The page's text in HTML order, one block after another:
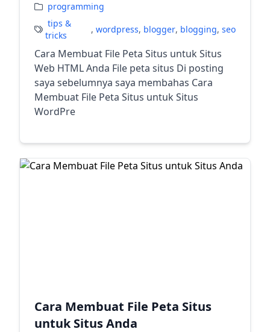
programming
tips &
tricks
, wordpress, blogger, blogging, seo
Cara Membuat File Peta Situs untuk Situs
Web HTML Anda File peta situs Di posting
saya sebelumnya saya membahas Cara
Membuat File Peta Situs untuk Situs
WordPre
Cara Membuat File Peta Situs
untuk Situs Anda